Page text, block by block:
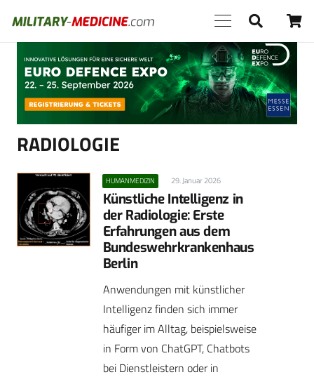
Anzeige
RADIOLOGIE
HUMANMEDIZIN 29. Januar 2026
Künstliche Intelligenz in
der Radiologie: Erste
Erfahrungen aus dem
Bundeswehrkrankenhaus
Berlin
Anwendungen mit künstlicher
Intelligenz finden sich immer
häufiger im Alltag, beispielsweise
in Form von ChatGPT, Chatbots
bei Dienstleistern oder in